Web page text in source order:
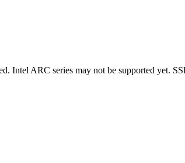
Intel ARC series may not be supported yet.